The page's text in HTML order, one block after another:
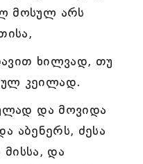
მოსულ არს
ხილვად, თუ
კეილად.
და მოვიდა
აბენერს, ძესა
მისსა, და